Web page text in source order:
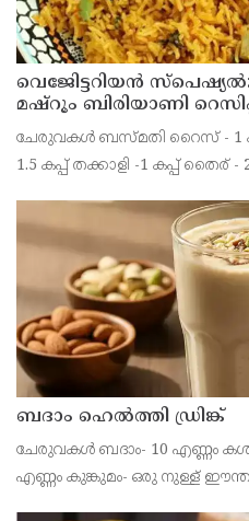
വെജിേട്ടറിയൻ
മഷ്‌റൂം ബിരിയാണി
ചേരുവകൾ ബസ്മതി റൈസ് - 1
1.5 കപ്പ് തക്കാളി -1 കപ്പ് തൈര്
ബദാം ഹെൽത്തി ഡ്രിങ്ക്
ചേരുവകൾ ബദാം- 10 എണ്ണം
എണ്ണം കുങ്കുമം- ഒരു നുള്ള്